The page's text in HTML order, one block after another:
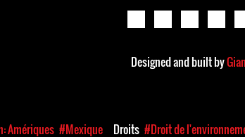
Designed and built by
Amériques #Mexique Droits #Droit de